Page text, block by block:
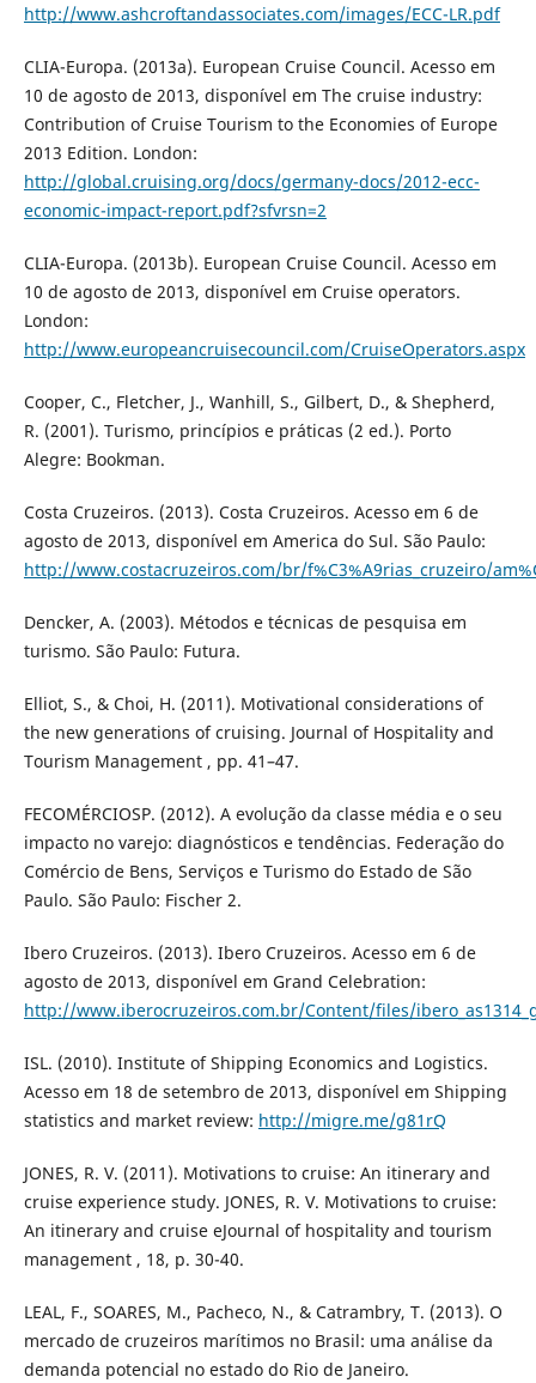
http://www.ashcroftandassociates.com/images/ECC-LR.pdf
CLIA-Europa. (2013a). European Cruise Council. Acesso em
10 de agosto de 2013, disponível em The cruise industry:
Contribution of Cruise Tourism to the Economies of Europe
2013 Edition. London:
http://global.cruising.org/docs/germany-docs/2012-ecc-
economic-impact-report.pdf?sfvrsn=2
CLIA-Europa. (2013b). European Cruise Council. Acesso em
10 de agosto de 2013, disponível em Cruise operators.
London:
http://www.europeancruisecouncil.com/CruiseOperators.aspx
Cooper, C., Fletcher, J., Wanhill, S., Gilbert, D., & Shepherd,
R. (2001). Turismo, princípios e práticas (2 ed.). Porto
Alegre: Bookman.
Costa Cruzeiros. (2013). Costa Cruzeiros. Acesso em 6 de
agosto de 2013, disponível em America do Sul. São Paulo:
http://www.costacruzeiros.com/br/f%C3%A9rias_cruzeiro/
Dencker, A. (2003). Métodos e técnicas de pesquisa em
turismo. São Paulo: Futura.
Elliot, S., & Choi, H. (2011). Motivational considerations of
the new generations of cruising. Journal of Hospitality and
Tourism Management , pp. 41–47.
FECOMÉRCIOSP. (2012). A evolução da classe média e o seu
impacto no varejo: diagnósticos e tendências. Federação do
Comércio de Bens, Serviços e Turismo do Estado de São
Paulo. São Paulo: Fischer 2.
Ibero Cruzeiros. (2013). Ibero Cruzeiros. Acesso em 6 de
agosto de 2013, disponível em Grand Celebration:
http://www.iberocruzeiros.com.br/Content/files/
ISL. (2010). Institute of Shipping Economics and Logistics.
Acesso em 18 de setembro de 2013, disponível em Shipping
statistics and market review: http://migre.me/g81rQ
JONES, R. V. (2011). Motivations to cruise: An itinerary and
cruise experience study. JONES, R. V. Motivations to cruise:
An itinerary and cruise eJournal of hospitality and tourism
management , 18, p. 30-40.
LEAL, F., SOARES, M., Pacheco, N., & Catrambry, T. (2013). O
mercado de cruzeiros marítimos no Brasil: uma análise da
demanda potencial no estado do Rio de Janeiro.